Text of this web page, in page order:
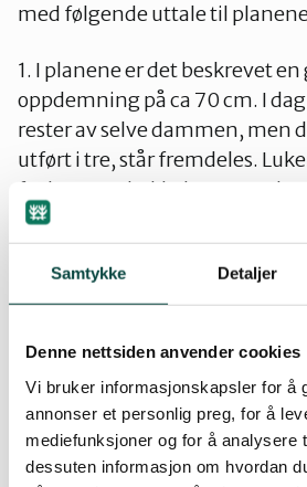
Samtykke Detaljer
Denne nettsiden anvender cookies
Vi bruker informasjonskapsler for å
annonser et personlig preg, for å
mediefunksjoner og for å analysere
dessuten informasjon om hvordan
med følgende uttale til
1. I planene er det beskrevet
oppdemning på ca 70 cm. I
rester av selve dammen, men
utført i tre, står fremdeles.
fra bunn av bekkeløpet. Det kan
Vatnet har en selvregulering
trange utløpet.
En oppdemning, selv om den
strandlinjen enn med dagens
Langabergvatnet bør ikke
er i dag en del av et viktig
tilknytning til Regnarknuten.